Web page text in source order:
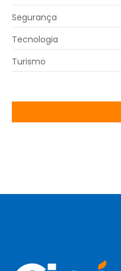
Segurança
Tecnologia
Turismo